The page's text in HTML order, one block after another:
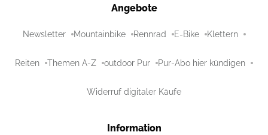
Angebote
Newsletter Mountainbike Rennrad E-Bike Klettern
Reiten Themen A-Z outdoor Pur Pur-Abo hier kündigen
Widerruf digitaler Käufe
Information